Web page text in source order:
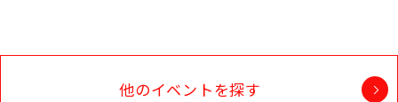
他のイベントを探す